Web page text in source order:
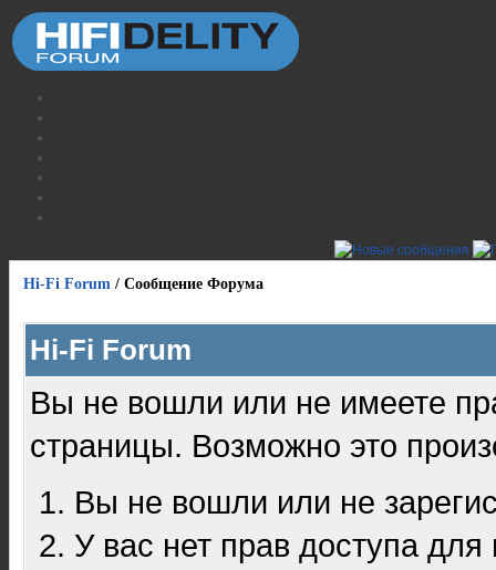
Hi-Fi Forum / Сообщение Форума
Hi-Fi Forum
Вы не вошли или не имеете
страницы. Возможно это
Вы не вошли или не
У вас нет прав доступа